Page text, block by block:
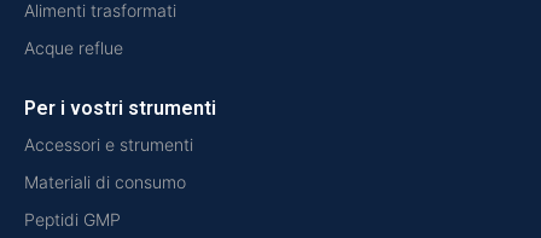
Alimenti trasformati
Acque reflue
Per i vostri strumenti
Accessori e strumenti
Materiali di consumo
Peptidi GMP